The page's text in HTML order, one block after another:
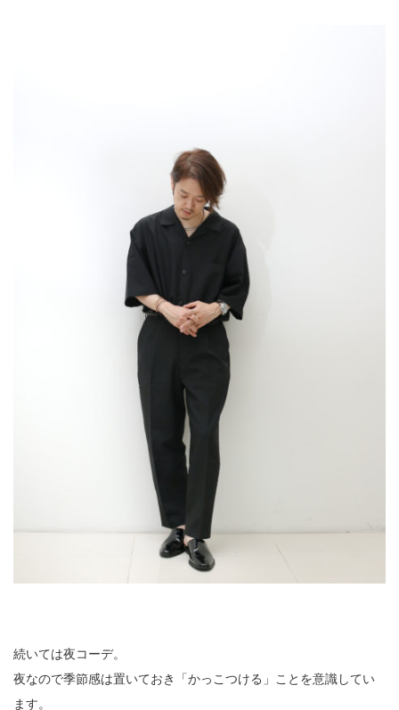
続いては夜コーデ。
夜なので季節感は置いておき「かっこつける」ことを意識してい
ます。